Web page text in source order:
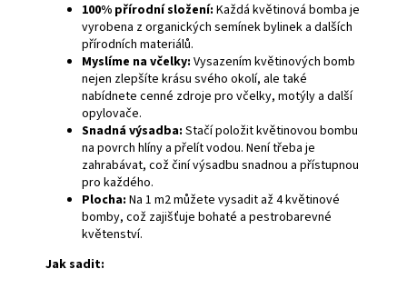
100% přírodní složení: Každá květinová bomba je
vyrobena z organických semínek bylinek a dalších
přírodních materiálů.
Myslíme na včelky: Vysazením květinových bomb
nejen zlepšíte krásu svého okolí, ale také
nabídnete cenné zdroje pro včelky, motýly a další
opylovače.
Snadná výsadba: Stačí položit květinovou bombu
na povrch hlíny a přelít vodou. Není třeba je
zahrabávat, což činí výsadbu snadnou a přístupnou
pro každého.
Plocha: Na 1 m2 můžete vysadit až 4 květinové
bomby, což zajišťuje bohaté a pestrobarevné
květenství.
Jak sadit: